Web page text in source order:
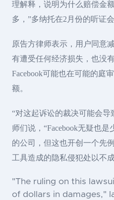
理解释，说明为什么赔偿金
多，”多纳托在2月份的听证会
原告方律师表示，用户同意
有遭受任何经济损失，也没
Facebook可能也在可能的庭
额。
“对这起诉讼的裁决可能会
师们说，“Facebook无疑也
的公司，但这也开创一个先
工具造成的隐私侵犯处以不
"The ruling on this
of dollars in damages,"